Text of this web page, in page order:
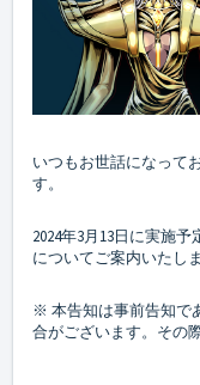
いつもお世話になって
す。
2024年3月13日に実施
についてご案内いたしま
※ 本告知は事前告知で
合がございます。その